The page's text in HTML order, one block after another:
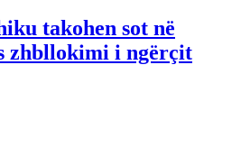
takohen sot në
zhbllokimi i ngërçit